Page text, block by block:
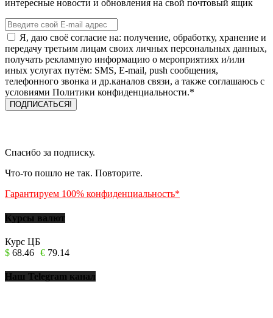
интересные новости и обновления на свой почтовый ящик
Я, даю своё согласие на: получение, обработку, хранение и
передачу третьим лицам своих личных персональных данных,
получать рекламную информацию о мероприятиях и/или
иных услугах путём: SMS, E-mail, push сообщения,
телефонного звонка и др.каналов связи, а также соглашаюсь с
условиями Политики конфиденциальности.*
Спасибо за подписку.
Что-то пошло не так. Повторите.
Гарантируем 100% конфиденциальность*
Курсы валют
Курс ЦБ
$ 68.46 € 79.14
Наш Telegram канал